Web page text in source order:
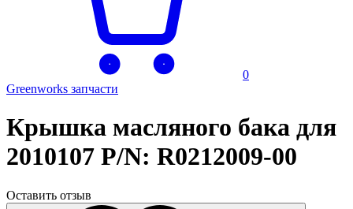
0
Greenworks запчасти
Крышка масляного бака для
2010107 P/N: R0212009-00
Оставить отзыв